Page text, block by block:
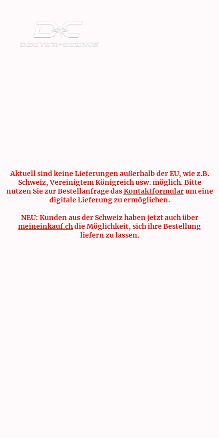
Aktuell sind keine Lieferungen außerhalb der EU, wie z.B.
Schweiz, Vereinigtem Königreich usw. möglich. Bitte
nutzen Sie zur Bestellanfrage dasKontaktformularum eine
digitale Lieferung zu ermöglichen.
NEU: Kunden aus der Schweiz haben jetzt auch über
meineinkauf.chdie Möglichkeit, sich ihre Bestellung
liefern zu lassen.